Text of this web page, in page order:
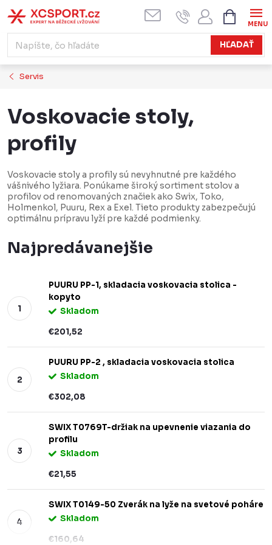
na
obsah
HĽADAŤ
KOŠÍK
Servis
Voskovacie stoly,
profily
Voskovacie stoly a profily sú nevyhnutné pre každého
vášnivého lyžiara. Ponúkame široký sortiment stolov a
profilov od renomovaných značiek ako Swix, Toko,
Holmenkol, Puuru, Rex a Exel. Tieto produkty zabezpečujú
optimálnu prípravu lyží pre každé podmienky.
Najpredávanejšie
PUURU PP-1, skladacia voskovacia stolica -
kopyto
Skladom
€201,52
PUURU PP-2 , skladacia voskovacia stolica
Skladom
€302,08
SWIX T0769T-držiak na upevnenie viazania do
profilu
Skladom
€21,55
SWIX T0149-50 Zverák na lyže na svetové poháre
Skladom
€160,64